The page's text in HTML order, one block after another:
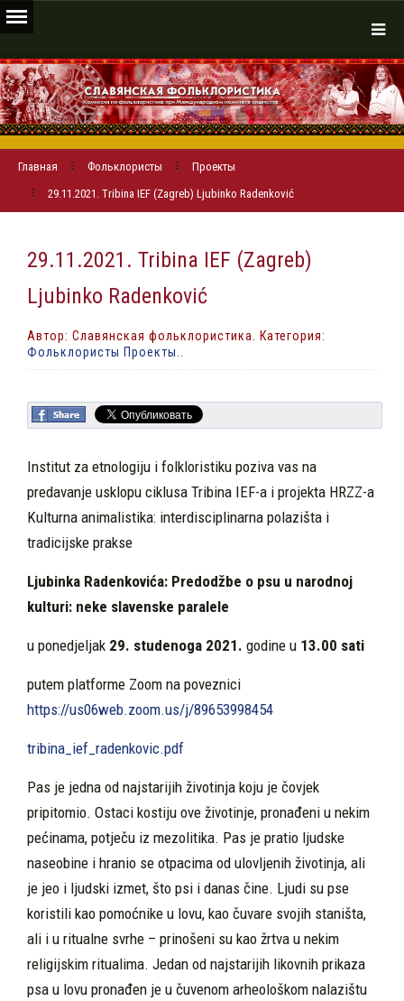
Главная Фольклористы
Проекты
29.11.2021. Tribina IEF (Zagreb) Ljubinko Radenković
29.11.2021. Tribina IEF (Zagreb)
Ljubinko Radenković
Автор: Славянская фольклористика. Категория:
Фольклористы Проекты
Institut za etnologiju i folkloristiku poziva vas na
predavanje usklopu ciklusa Tribina IEF-a i projekta HRZZ-a
Kulturna animalistika: interdisciplinarna polazišta i
tradicijske prakse
Ljubinka Radenkovića: Predodžbe o psu u narodnoj
kulturi: neke slavenske paralele
u ponedjeljak 29. studenoga 2021. godine u 13.00 sati
putem platforme Zoom na poveznici
https://us06web.zoom.us/j/89653998454
tribina_ief_radenkovic.pdf
Pas je jedna od najstarijih životinja koju je čovjek
pripitomio. Ostaci kostiju ove životinje, pronađeni u nekim
pećinama, potječu iz mezo­litika. Pas je pratio ljudske
naseobine i hranio se otpacima od ulov­ljenih životinja, ali
je jeo i ljudski izmet, što psi i danas čine. Ljudi su pse
koristili kao pomoćnike u lovu, kao čuvare svojih staništa,
ali i u ritualne svrhe – prinošeni su kao žrtva u nekim
religijskim ritualima. Jedan od najstarijih likovnih prikaza
psa u lovu pronađen je u čuve­nom arheološkom nalazištu